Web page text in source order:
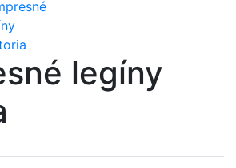
legíny